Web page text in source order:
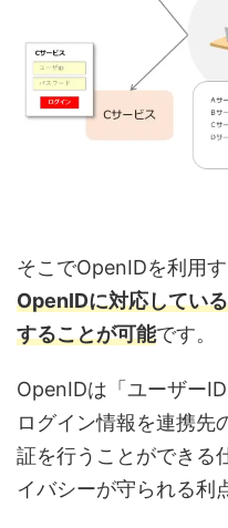
そこでOpenIDを利用す
OpenIDに対応してい
することが可能です。
OpenIDは「ユーザー
ログイン情報を連携先
証を行うことができる
イバシーが守られる利